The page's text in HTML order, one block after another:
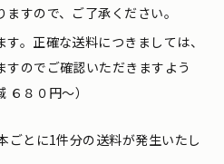
すので、ご了承ください。
。正確な送料につきましては、
すのでご確認いただきますよう
６８０円〜）
ごとに1件分の送料が発生いたし